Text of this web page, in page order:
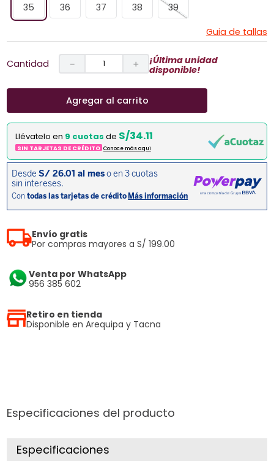
35 36 37 38
39
Guia de tallas
Cantidad ＋
－
¡Última unidad
disponible!
Agregar al carrito
Llévatelo en 9 cuotas de S/34.11
SIN TARJETAS DE CRÉDITO Conoce más aqui
Envío gratis
Por compras mayores a S/ 199.00
Venta por WhatsApp
956 385 602
Retiro en tienda
Disponible en Arequipa y Tacna
Especificaciones del producto
Especificaciones